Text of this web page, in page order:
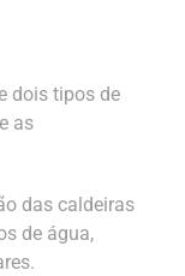
dois tipos de
as
das caldeiras
de água,